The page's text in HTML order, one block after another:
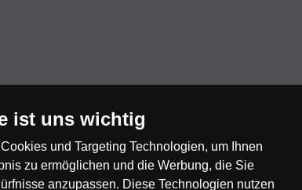
ist uns wichtig
und Targeting Technologien, um Ihnen
zu ermöglichen und die Werbung, die Sie
anzupassen. Diese Technologien nutzen